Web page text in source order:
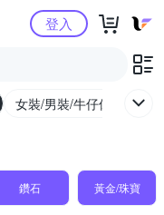
物中心登入
女裝/男裝/牛仔休閒
鑽石 黃金/珠寶